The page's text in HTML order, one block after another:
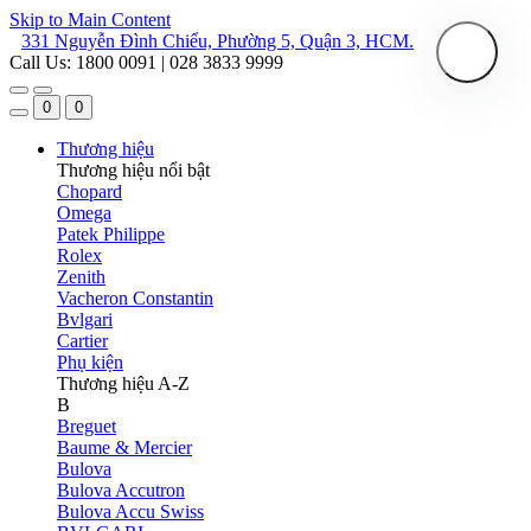
Skip to Main Content
331 Nguyễn Đình Chiểu, Phường 5, Quận 3, HCM.
Call Us: 1800 0091 | 028 3833 9999
0 0
Thương hiệu
Thương hiệu nổi bật
Chopard
Omega
Patek Philippe
Rolex
Zenith
Vacheron Constantin
Bvlgari
Cartier
Phụ kiện
Thương hiệu A-Z
B
Breguet
Baume & Mercier
Bulova
Bulova Accutron
Bulova Accu Swiss